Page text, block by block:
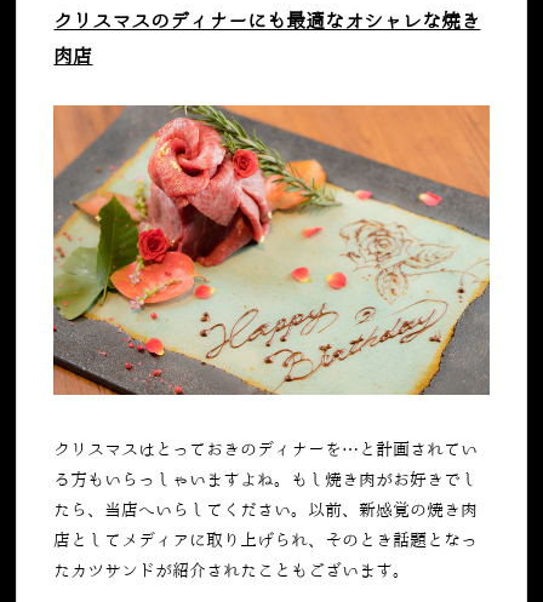
クリスマスのディナーにも最適なオシャレな焼き
肉店
クリスマスはとっておきのディナーを…と計画されてい
る方もいらっしゃいますよね。もし焼き肉がお好きでし
たら、当店へいらしてください。以前、新感覚の焼き肉
店としてメディアに取り上げられ、そのとき話題となっ
たカツサンドが紹介されたこともございます。